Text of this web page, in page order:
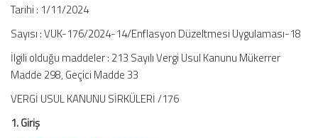
Tarihi : 1/11/2024
Sayısı : VUK-176/2024-14/Enflasyon Düzeltmesi Uygulaması-18
İlgili olduğu maddeler : 213 Sayılı Vergi Usul Kanunu Mükerrer
Madde 298, Geçici Madde 33
VERGİ USUL KANUNU SİRKÜLERİ /176
1. Giriş